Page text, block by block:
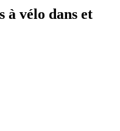
vélo dans et